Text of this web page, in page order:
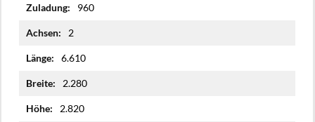
960
2
6.610
2.280
2.820